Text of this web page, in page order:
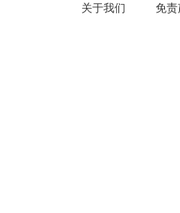
关于我们 免责